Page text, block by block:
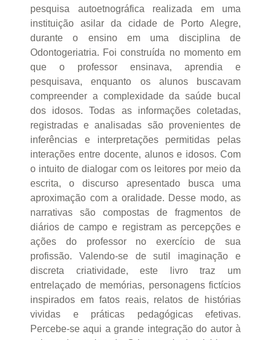
pesquisa autoetnográfica realizada em uma
instituição asilar da cidade de Porto Alegre,
durante o ensino em uma disciplina de
Odontogeriatria. Foi construída no momento em
que o professor ensinava, aprendia e
pesquisava, enquanto os alunos buscavam
compreender a complexidade da saúde bucal
dos idosos. Todas as informações coletadas,
registradas e analisadas são provenientes de
inferências e interpretações permitidas pelas
interações entre docente, alunos e idosos. Com
o intuito de dialogar com os leitores por meio da
escrita, o discurso apresentado busca uma
aproximação com a oralidade. Desse modo, as
narrativas são compostas de fragmentos de
diários de campo e registram as percepções e
ações do professor no exercício de sua
profissão. Valendo-se de sutil imaginação e
discreta criatividade, este livro traz um
entrelaçado de memórias, personagens fictícios
inspirados em fatos reais, relatos de histórias
vividas e práticas pedagógicas efetivas.
Percebe-se aqui a grande integração do autor à